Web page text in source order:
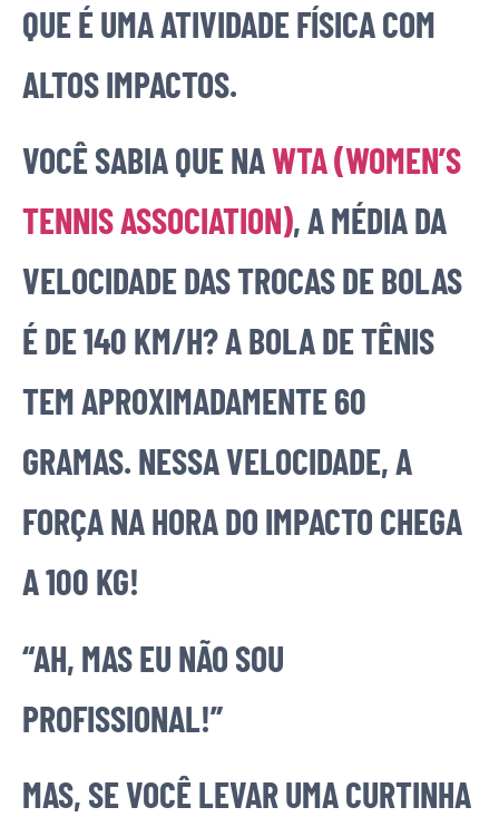
QUE É UMA ATIVIDADE FÍSICA COM
ALTOS IMPACTOS.
VOCÊ SABIA QUE NAWTA (WOMEN’S
TENNIS ASSOCIATION), A MÉDIA DA
VELOCIDADE DAS TROCAS DE BOLAS
É DE 140 KM/H? A BOLA DE TÊNIS
TEM APROXIMADAMENTE 60
GRAMAS. NESSA VELOCIDADE, A
FORÇA NA HORA DO IMPACTO CHEGA
A 100 KG!
“AH, MAS EU NÃO SOU
PROFISSIONAL!”
MAS, SE VOCÊ LEVAR UMA CURTINHA